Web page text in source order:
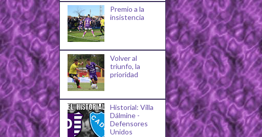
Premio a la
insistencia
Volver al
triunfo, la
prioridad
Historial: Villa
Dálmine -
Defensores
Unidos